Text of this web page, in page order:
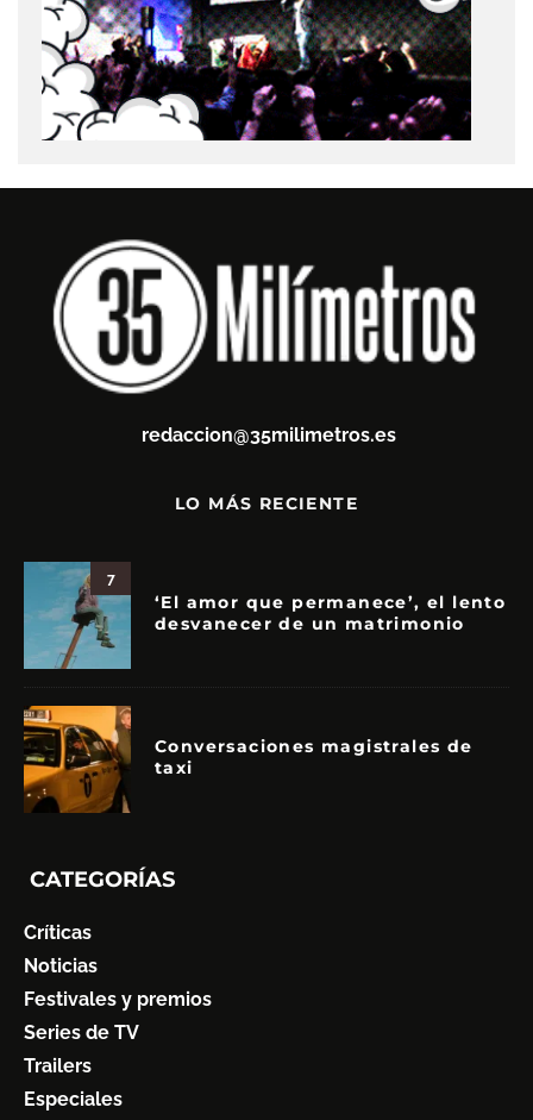
redaccion@35milimetros.es
LO MÁS RECIENTE
7
‘El amor que permanece’, el lento
desvanecer de un matrimonio
Conversaciones magistrales de
taxi
CATEGORÍAS
Críticas
Noticias
Festivales y premios
Series de TV
Trailers
Especiales